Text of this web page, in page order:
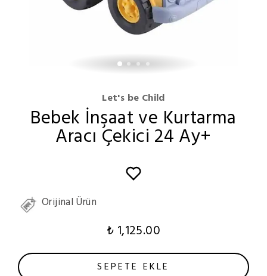
Let's be Child
Bebek İnşaat ve Kurtarma
Aracı Çekici 24 Ay+
Orijinal Ürün
₺ 1,125.00
SEPETE EKLE